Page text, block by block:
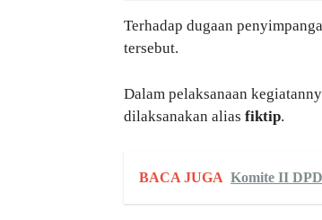
Terhadap dugaan
tersebut.
Dalam pelaksanaan
dilaksanakan alias fiktip
BACA JUGA Komite II